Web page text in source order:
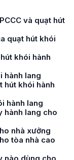
và quạt hút
quạt hút khói
khói hành
hành lang
hút khói hành
hành lang
hành lang cho
nhà xưởng
tòa nhà cao